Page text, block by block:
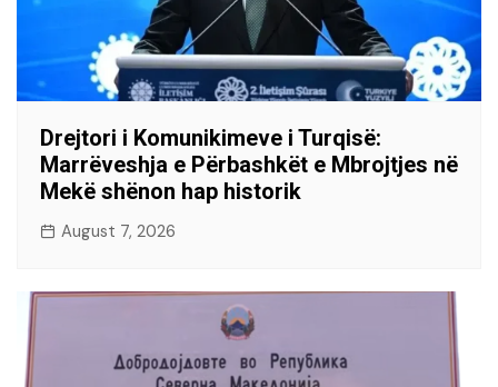
Drejtori i Komunikimeve i Turqisë:
Marrëveshja e Përbashkët e Mbrojtjes në
Mekë shënon hap historik
August 7, 2026